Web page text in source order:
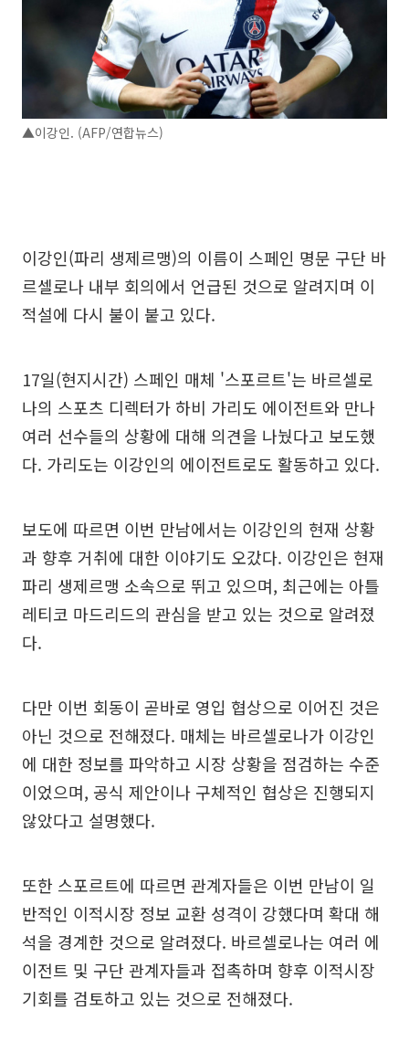
▲이강인. (AFP/연합뉴스)
이강인(파리 생제르맹)의 이름이 스페인 명문 구단 바
르셀로나 내부 회의에서 언급된 것으로 알려지며 이
적설에 다시 불이 붙고 있다.
17일(현지시간) 스페인 매체 '스포르트'는 바르셀로
나의 스포츠 디렉터가 하비 가리도 에이전트와 만나
여러 선수들의 상황에 대해 의견을 나눴다고 보도했
다. 가리도는 이강인의 에이전트로도 활동하고 있다.
보도에 따르면 이번 만남에서는 이강인의 현재 상황
과 향후 거취에 대한 이야기도 오갔다. 이강인은 현재
파리 생제르맹 소속으로 뛰고 있으며, 최근에는 아틀
레티코 마드리드의 관심을 받고 있는 것으로 알려졌
다.
다만 이번 회동이 곧바로 영입 협상으로 이어진 것은
아닌 것으로 전해졌다. 매체는 바르셀로나가 이강인
에 대한 정보를 파악하고 시장 상황을 점검하는 수준
이었으며, 공식 제안이나 구체적인 협상은 진행되지
않았다고 설명했다.
또한 스포르트에 따르면 관계자들은 이번 만남이 일
반적인 이적시장 정보 교환 성격이 강했다며 확대 해
석을 경계한 것으로 알려졌다. 바르셀로나는 여러 에
이전트 및 구단 관계자들과 접촉하며 향후 이적시장
기회를 검토하고 있는 것으로 전해졌다.